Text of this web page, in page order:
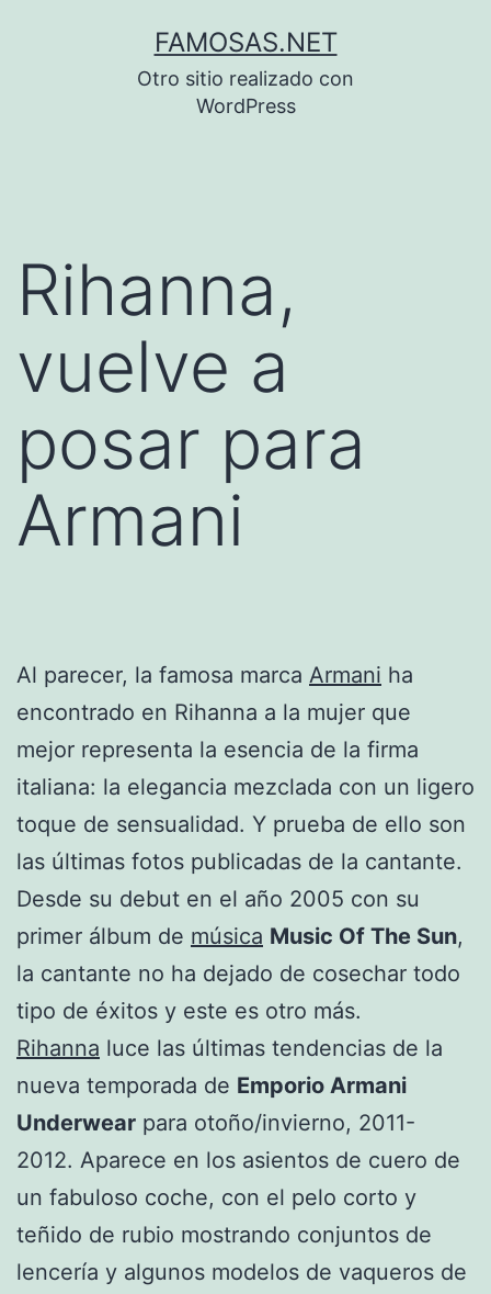
FAMOSAS.NET
Otro sitio realizado con
WordPress
Rihanna,
vuelve a
posar para
Armani
Al parecer, la famosa marca Armani ha
encontrado en Rihanna a la mujer que
mejor representa la esencia de la firma
italiana: la elegancia mezclada con un ligero
toque de sensualidad. Y prueba de ello son
las últimas fotos publicadas de la cantante.
Desde su debut en el año 2005 con su
primer álbum de música Music Of The Sun,
la cantante no ha dejado de cosechar todo
tipo de éxitos y este es otro más.
Rihanna luce las últimas tendencias de la
nueva temporada de Emporio Armani
Underwear para otoño/invierno, 2011-
2012. Aparece en los asientos de cuero de
un fabuloso coche, con el pelo corto y
teñido de rubio mostrando conjuntos de
lencería y algunos modelos de vaqueros de